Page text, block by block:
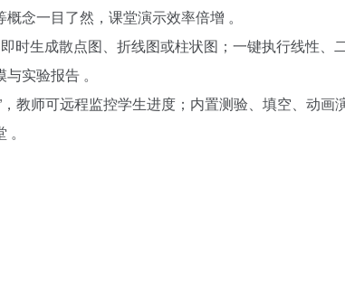
念一目了然，课堂演示效率倍增 。
时生成散点图、折线图或柱状图；一键执行线性、
实验报告 。
教师可远程监控学生进度；内置测验、填空、动画